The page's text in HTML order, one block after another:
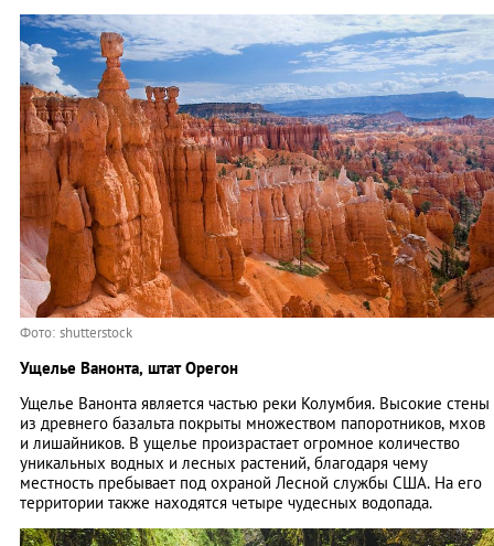
Фото: shutterstock
Ущелье Ванонта, штат Орегон
Ущелье Ванонта является частью реки Колумбия. Высокие стены
из древнего базальта покрыты множеством папоротников, мхов
и лишайников. В ущелье произрастает огромное количество
уникальных водных и лесных растений, благодаря чему
местность пребывает под охраной Лесной службы США. На его
территории также находятся четыре чудесных водопада.